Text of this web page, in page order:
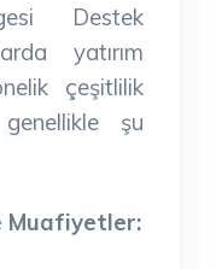
Destek
yatırım
çeşitlilik
şu
Muafiyetler: